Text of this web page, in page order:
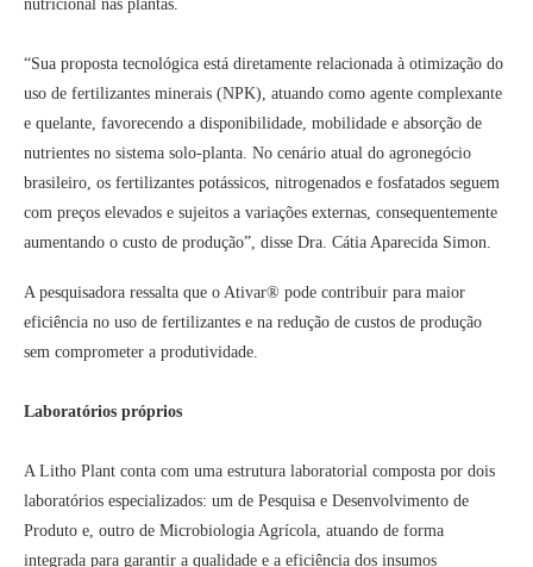
nutricional nas plantas.
“Sua proposta tecnológica está diretamente relacionada à otimização do
uso de fertilizantes minerais (NPK), atuando como agente complexante
e quelante, favorecendo a disponibilidade, mobilidade e absorção de
nutrientes no sistema solo-planta. No cenário atual do agronegócio
brasileiro, os fertilizantes potássicos, nitrogenados e fosfatados seguem
com preços elevados e sujeitos a variações externas, consequentemente
aumentando o custo de produção”, disse Dra. Cátia Aparecida Simon.
A pesquisadora ressalta que o Ativar® pode contribuir para maior
eficiência no uso de fertilizantes e na redução de custos de produção
sem comprometer a produtividade.
Laboratórios próprios
A Litho Plant conta com uma estrutura laboratorial composta por dois
laboratórios especializados: um de Pesquisa e Desenvolvimento de
Produto e, outro de Microbiologia Agrícola, atuando de forma
integrada para garantir a qualidade e a eficiência dos insumos